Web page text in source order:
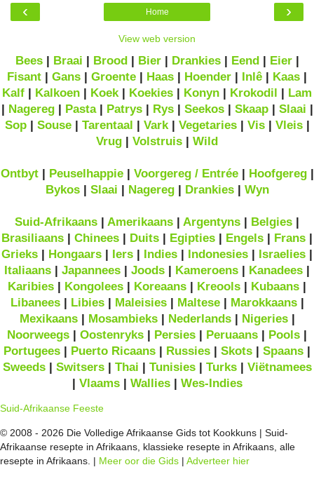
‹ ›
Home
View web version
Bees| Braai | Brood| Bier| Drankies| Eend| Eier|
Fisant | Gans | Groente | Haas | Hoender | Inlê | Kaas |
Kalf | Kalkoen | Koek | Koekies | Konyn | Krokodil | Lam
| Nagereg| Pasta| Patrys| Rys| Seekos| Skaap| Slaai |
Sop| Souse| Tarentaal | Vark| Vegetaries| Vis| Vleis|
Vrug | Volstruis | Wild
Ontbyt| Peuselhappie| Voorgereg / Entrée| Hoofgereg|
Bykos| Slaai | Nagereg| Drankies| Wyn
Suid-Afrikaans | Amerikaans | Argentyns | Belgies |
Brasiliaans | Chinees | Duits | Egipties | Engels | Frans |
Grieks | Hongaars | Iers | Indies | Indonesies | Israelies |
Italiaans | Japannees | Joods | Kameroens | Kanadees |
Karibies | Kongolees | Koreaans | Kreools | Kubaans |
Libanees| Libies| Maleisies| Maltese| Marokkaans|
Mexikaans| Mosambieks| Nederlands| Nigeries|
Noorweegs | Oostenryks | Persies | Peruaans | Pools |
Portugees | Puerto Ricaans | Russies | Skots | Spaans |
Sweeds| Switsers| Thai | Tunisies| Turks| Viëtnamees
| Vlaams| Wallies| Wes-Indies
Suid-Afrikaanse Feeste
© 2008 - 2026 Die Volledige Afrikaanse Gids tot Kookkuns | Suid-
Afrikaanse resepte in Afrikaans, klassieke resepte in Afrikaans, alle
resepte in Afrikaans. | Meer oor die Gids | Adverteer hier